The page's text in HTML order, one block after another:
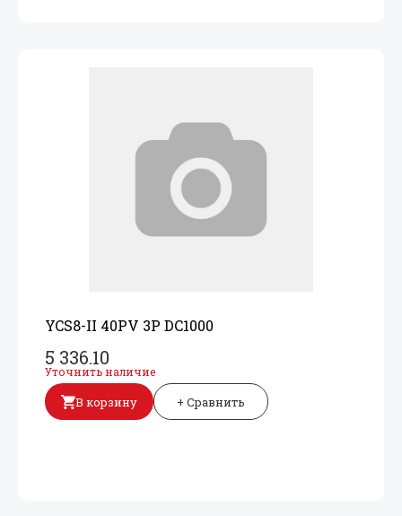
YCS8-II 40PV 3P DC1000
5 336.10
Уточнить наличие
В корзину + Сравнить